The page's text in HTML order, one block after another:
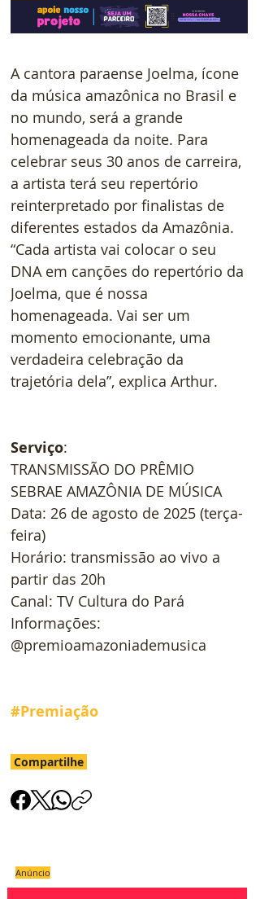
A cantora paraense Joelma, ícone
da música amazônica no Brasil e
no mundo, será a grande
homenageada da noite. Para
celebrar seus 30 anos de carreira,
a artista terá seu repertório
reinterpretado por finalistas de
diferentes estados da Amazônia.
“Cada artista vai colocar o seu
DNA em canções do repertório da
Joelma, que é nossa
homenageada. Vai ser um
momento emocionante, uma
verdadeira celebração da
trajetória dela”, explica Arthur.
Serviço:
TRANSMISSÃO DO PRÊMIO
SEBRAE AMAZÔNIA DE MÚSICA
Data: 26 de agosto de 2025 (terça-
feira)
Horário: transmissão ao vivo a
partir das 20h
Canal: TV Cultura do Pará
Informações:
@premioamazoniademusica
#Premiação
Compartilhe
Anúncio